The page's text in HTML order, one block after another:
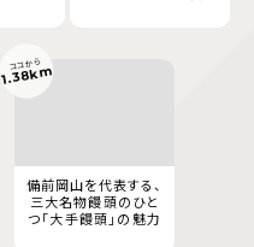
備前岡山を代表する、
三大名物饅頭のひと
つ「大手饅頭」の魅力
ココから
1.38km